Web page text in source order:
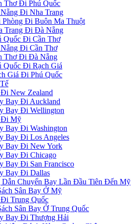
Thơ Đi Phú Quốc
Đi Nha Trang
Phòng Đi Buôn Ma Thuột
Trang Đi Đà Nẵng
Quốc Đi Cần Thơ
Đi Cần Thơ
Thơ Đi Đà Nẵng
Quốc Đi Rạch Giá
Giá Đi Phú Quốc
New Zealand
Bay Đi Auckland
Bay Đi Wellington
Đi Mỹ
Bay Đi Washington
Bay Đi Los Angeles
Bay Đi New York
Bay Đi Chicago
Bay Đi San Francisco
Bay Đi Dallas
Dẫn Chuyến Bay Lần Đầu Tiên Đến Mỹ
Sân Bay Ở Mỹ
Trung Quốc
Sân Bay Ở Trung Quốc
Bay Đi Thượng Hải